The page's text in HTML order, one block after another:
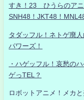
すき！23 ひうらのア
SNH48！JKT48！
タダッフル！ネトゲ廃
パワーズ！
・ハゲッフル！哀愁の
ゲっTEL？
ロボットアニメ！メカ